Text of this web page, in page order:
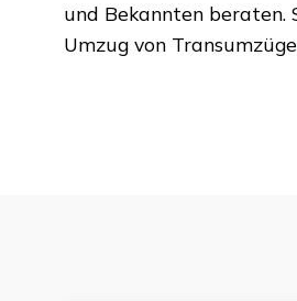
und Bekannten beraten.
Umzug von